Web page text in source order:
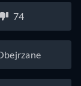
74